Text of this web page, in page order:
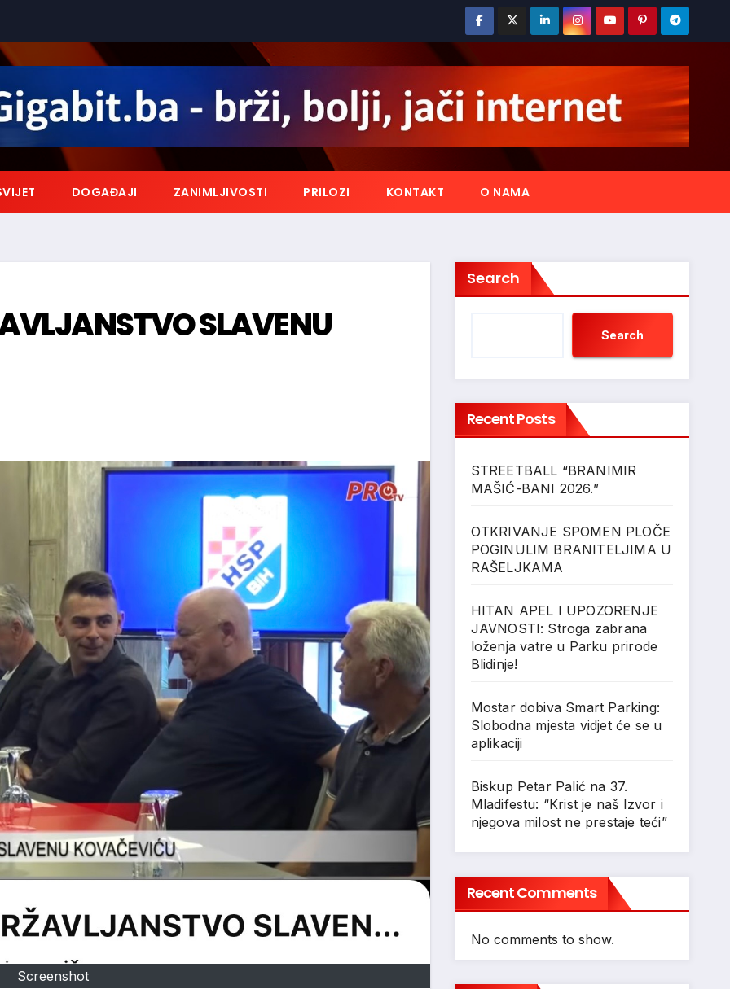
DOGAĐAJI ZANIMLJIVOSTI PRILOZI KONTAKT O NAMA
SLAVENU
Screenshot
Search
Search
Recent Posts
STREETBALL “BRANIMIR
MAŠIĆ-BANI 2026.”
OTKRIVANJE SPOMEN PLOČE
POGINULIM BRANITELJIMA U
RAŠELJKAMA
HITAN APEL I UPOZORENJE
JAVNOSTI: Stroga zabrana
loženja vatre u Parku prirode
Blidinje!
Mostar dobiva Smart Parking:
Slobodna mjesta vidjet će se u
aplikaciji
Biskup Petar Palić na 37.
Mladifestu: “Krist je naš Izvor i
njegova milost ne prestaje teći”
Recent Comments
No comments to show.